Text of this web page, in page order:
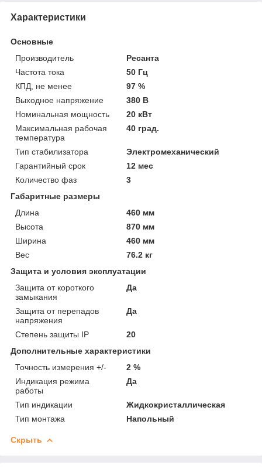
Характеристики
Основные
Производитель
Ресанта
Частота тока
50 Гц
КПД, не менее
97 %
Выходное напряжение
380 В
Номинальная мощность
20 кВт
Максимальная рабочая
температура
40 град.
Тип стабилизатора
Электромеханический
Гарантийный срок
12 мес
Количество фаз
3
Габаритные размеры
Длина
460 мм
Высота
870 мм
Ширина
460 мм
Вес
76.2 кг
Защита и условия эксплуатации
Защита от короткого
замыкания
Да
Защита от перепадов
напряжения
Да
Степень защиты IP
20
Дополнительные характеристики
Точность измерения +/-
2 %
Индикация режима
работы
Да
Тип индикации
Жидкокристаллическая
Тип монтажа
Напольный
Скрыть